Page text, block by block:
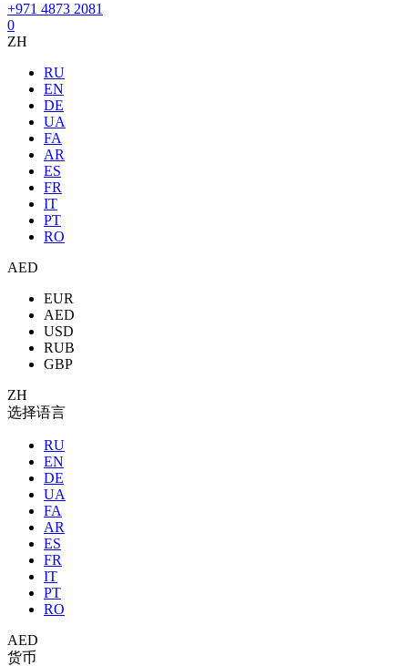
+971 4873 2081
0
ZH
RU
EN
DE
UA
FA
AR
ES
FR
IT
PT
RO
AED
EUR
AED
USD
RUB
GBP
ZH
选择语言
RU
EN
DE
UA
FA
AR
ES
FR
IT
PT
RO
AED
货币